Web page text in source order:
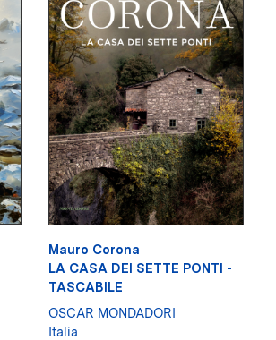
Mauro Corona
LA CASA DEI SETTE PONTI -
TASCABILE
OSCAR MONDADORI
Italia